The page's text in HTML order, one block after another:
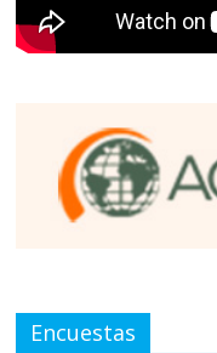
Encuestas